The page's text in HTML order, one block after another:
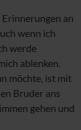
Erinnerungen an
wenn ich
werde
ablenken.
möchte, ist mit
Bruder ans
gehen und